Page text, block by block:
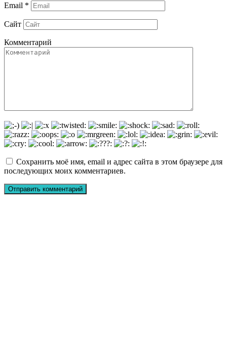
Email *
Сайт
Комментарий
Сохранить моё имя, email и адрес сайта в этом браузере для
последующих моих комментариев.